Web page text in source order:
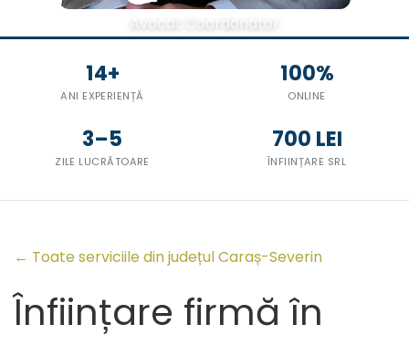
Avocat Coordonator
14+
ANI EXPERIENȚĂ
100%
ONLINE
3–5
ZILE LUCRĂTOARE
700 LEI
ÎNFIINȚARE SRL
← Toate serviciile din județul Caraș-Severin
Înființare firmă în